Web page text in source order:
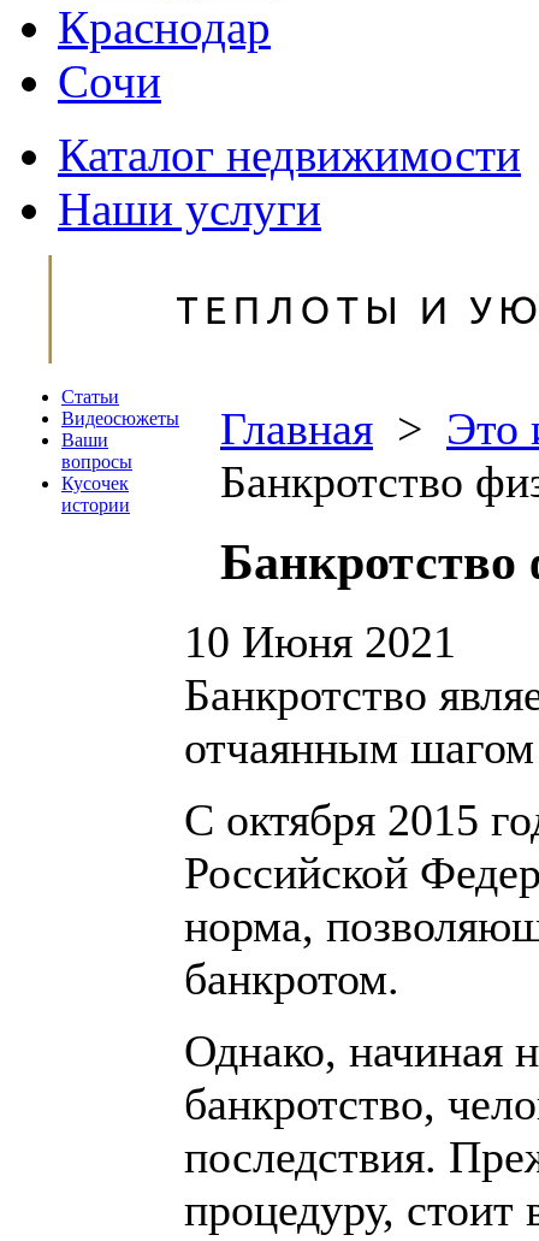
Краснодар
Сочи
Каталог недвижимости
Наши услуги
Статьи
Видеосюжеты
Ваши
вопросы
Кусочек
истории
Главная > Это
Банкротство
Банкротство
10 Июня 2021
Банкротство
отчаянным
С октября 2015
Российской
норма,
банкротом.
Однако, начиная
банкротство,
последствия.
процедуру,